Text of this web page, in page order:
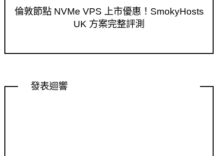
倫敦節點 NVMe VPS 上市優惠！SmokyHosts
UK 方案完整評測
發表迴響